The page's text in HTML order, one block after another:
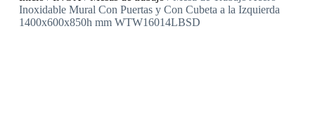
Inoxidable Mural Con Puertas y Con Cubeta a la Izquierda
1400x600x850h mm WTW16014LBSD